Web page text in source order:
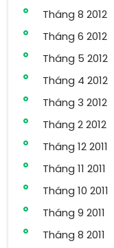
Tháng 8 2012
Tháng 6 2012
Tháng 5 2012
Tháng 4 2012
Tháng 3 2012
Tháng 2 2012
Tháng 12 2011
Tháng 11 2011
Tháng 10 2011
Tháng 9 2011
Tháng 8 2011